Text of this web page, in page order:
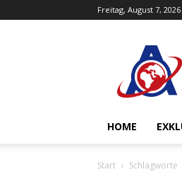
Freitag, August 7, 2026
HOME
Start Schlagworte